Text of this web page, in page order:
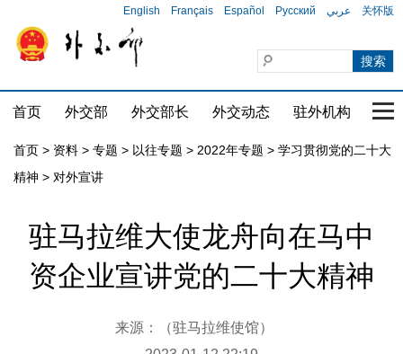
English Français Español Русский عربي 关怀版
首页 外交部 外交部长 外交动态 驻外机构 国
首页 > 资料 > 专题 > 以往专题 > 2022年专题 > 学习贯彻党的二十大
精神 > 对外宣讲
驻马拉维大使龙舟向在马中
资企业宣讲党的二十大精神
来源：（驻马拉维使馆）